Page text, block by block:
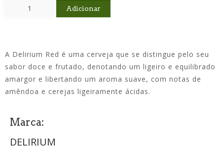
Adicionar
A Delirium Red é uma cerveja que se distingue pelo seu
sabor doce e frutado, denotando um ligeiro e equilibrado
amargor e libertando um aroma suave, com notas de
amêndoa e cerejas ligeiramente ácidas.
Marca:
DELIRIUM